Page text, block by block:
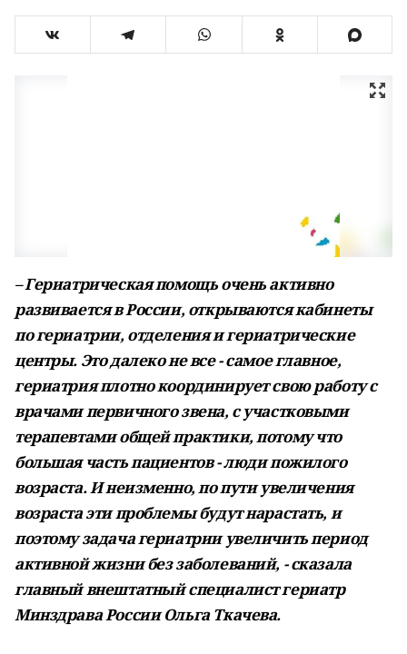
– Гериатрическая помощь очень активно
развивается в России, открываются кабинеты
по гериатрии, отделения и гериатрические
центры. Это далеко не все - самое главное,
гериатрия плотно координирует свою работу с
врачами первичного звена, с участковыми
терапевтами общей практики, потому что
большая часть пациентов - люди пожилого
возраста. И неизменно, по пути увеличения
возраста эти проблемы будут нарастать, и
поэтому задача гериатрии увеличить период
активной жизни без заболеваний, - сказала
главный внештатный специалист гериатр
Минздрава России Ольга Ткачева.